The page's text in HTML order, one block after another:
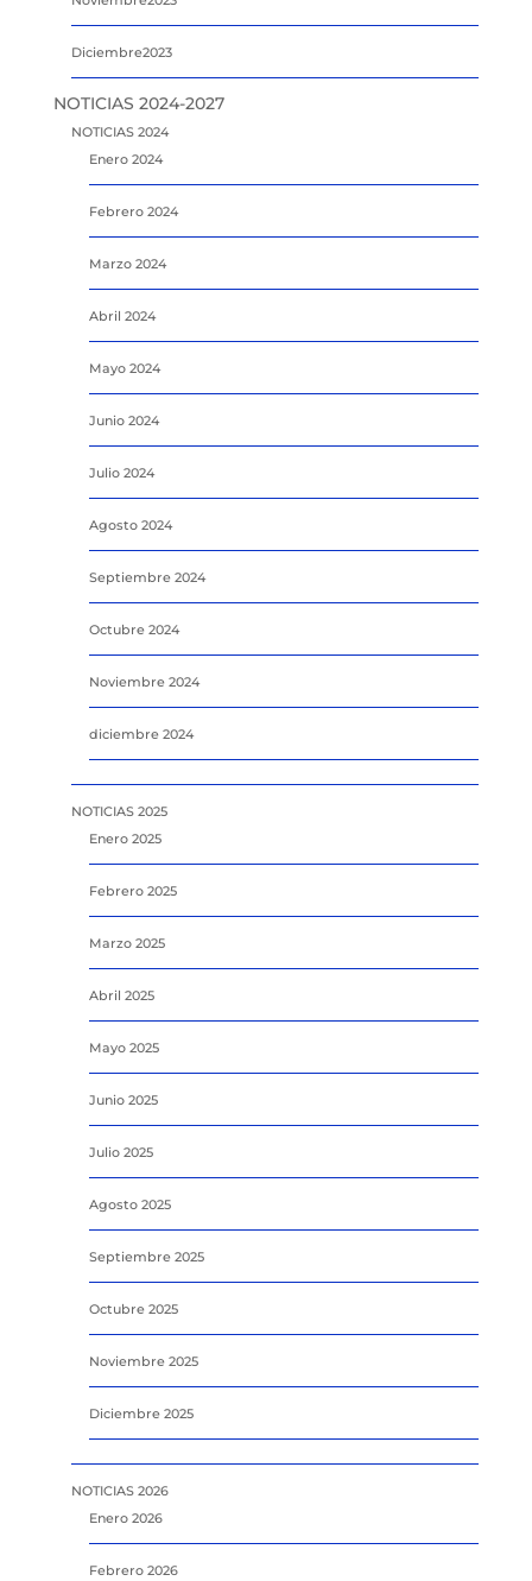
Diciembre2023
NOTICIAS 2024-2027
NOTICIAS 2024
Enero 2024
Febrero 2024
Marzo 2024
Abril 2024
Mayo 2024
Junio 2024
Julio 2024
Agosto 2024
Septiembre 2024
Octubre 2024
Noviembre 2024
diciembre 2024
NOTICIAS 2025
Enero 2025
Febrero 2025
Marzo 2025
Abril 2025
Mayo 2025
Junio 2025
Julio 2025
Agosto 2025
Septiembre 2025
Octubre 2025
Noviembre 2025
Diciembre 2025
NOTICIAS 2026
Enero 2026
Febrero 2026